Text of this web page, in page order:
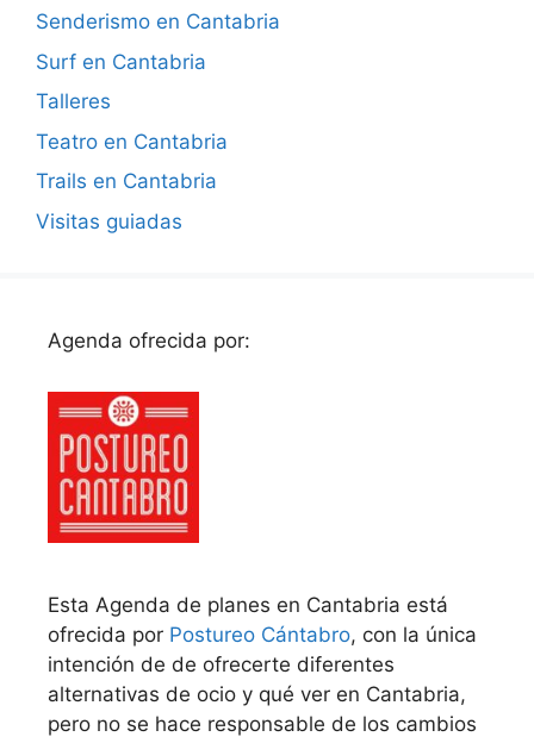
Senderismo en Cantabria
Surf en Cantabria
Talleres
Teatro en Cantabria
Trails en Cantabria
Visitas guiadas
Agenda ofrecida por:
Esta Agenda de planes en Cantabria está
ofrecida por Postureo Cántabro, con la única
intención de de ofrecerte diferentes
alternativas de ocio y qué ver en Cantabria,
pero no se hace responsable de los cambios